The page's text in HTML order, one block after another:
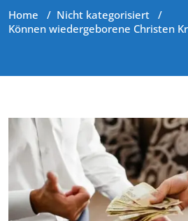
Home / Nicht kategorisiert /
Können wiedergeborene Christen